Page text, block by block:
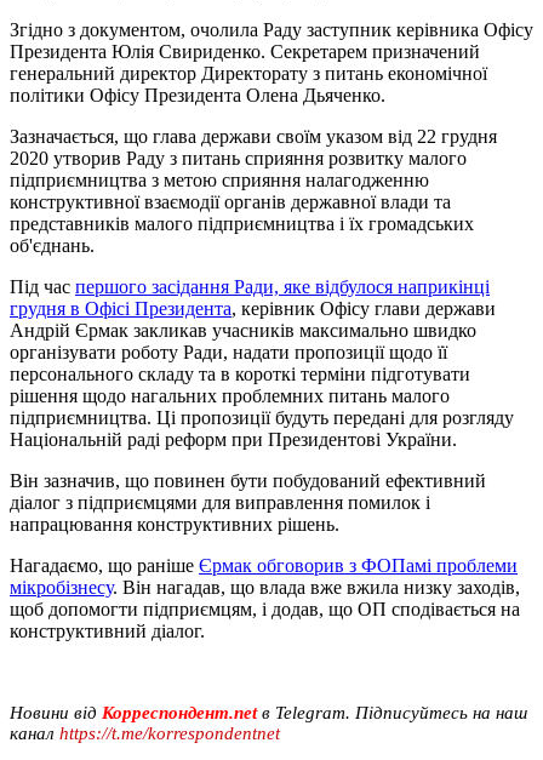
Згідно з документом, очолила Раду заступник керівника Офісу
Президента Юлія Свириденко. Секретарем призначений
генеральний директор Директорату з питань економічної
політики Офісу Президента Олена Дьяченко.
Зазначається, що глава держави своїм указом від 22 грудня
2020 утворив Раду з питань сприяння розвитку малого
підприємництва з метою сприяння налагодженню
конструктивної взаємодії органів державної влади та
представників малого підприємництва і їх громадських
об'єднань.
Під час першого засідання Ради, яке відбулося наприкінці
грудня в Офісі Президента, керівник Офісу глави держави
Андрій Єрмак закликав учасників максимально швидко
організувати роботу Ради, надати пропозиції щодо її
персонального складу та в короткі терміни підготувати
рішення щодо нагальних проблемних питань малого
підприємництва. Ці пропозиції будуть передані для розгляду
Національній раді реформ при Президентові України.
Він зазначив, що повинен бути побудований ефективний
діалог з підприємцями для виправлення помилок і
напрацювання конструктивних рішень.
Нагадаємо, що раніше Єрмак обговорив з ФОПамі проблеми
мікробізнесу. Він нагадав, що влада вже вжила низку заходів,
щоб допомогти підприємцям, і додав, що ОП сподівається на
конструктивний діалог.
Новини від Корреспондент.netв Telegram. Підписуйтесь на наш
канал https://t.me/korrespondentnet